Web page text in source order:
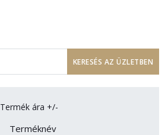
Termék ára +/-
Terméknév